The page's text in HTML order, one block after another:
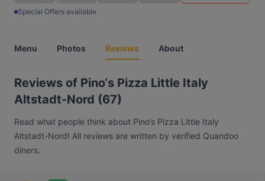
Special Offers available
Menu Photos Reviews About
Reviews of Pino‘s Pizza Little Italy
Altstadt-Nord (67)
Read what people think about Pino‘s Pizza Little Italy
Altstadt-Nord! All reviews are written by verified Quandoo
diners.